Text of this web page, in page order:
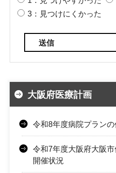
3：見つけにくかった
大阪府医療計画
令和8年度病院プラン
令和7年度大阪府大阪
開催状況